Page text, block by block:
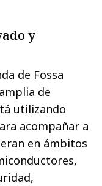
y
de Fossa
de
utilizando
acompañar a
en ámbitos